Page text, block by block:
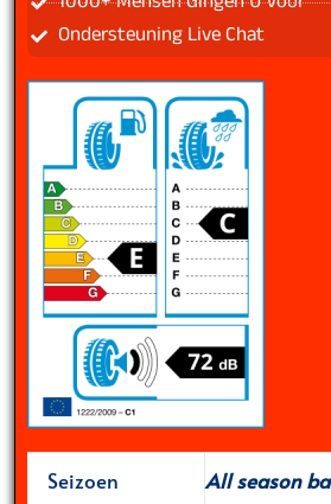
Ondersteuning Live Chat
Seizoen
All season